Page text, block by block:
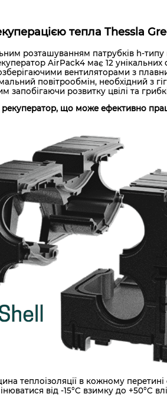
тепла Thessla
розташуванням патрубків h-типу
AirPack4 має 12
вентиляторами з
повітрообмін, необхідний з
розвитку цвілі та
що може ефективно
теплоізоляції в кожному
від -15°C взимку до +50°C